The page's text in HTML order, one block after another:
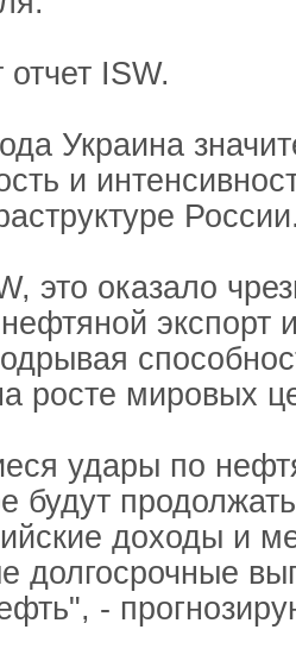
ISW.
Украина
и
это оказало
экспорт
росте мировых
удары по
будут
доходы и
долгосрочные
-